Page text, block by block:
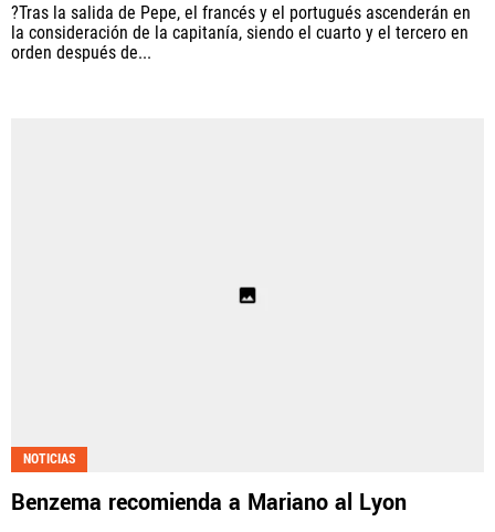
?Tras la salida de Pepe, el francés y el portugués ascenderán en
la consideración de la capitanía, siendo el cuarto y el tercero en
orden después de...
NOTICIAS
Benzema recomienda a Mariano al Lyon